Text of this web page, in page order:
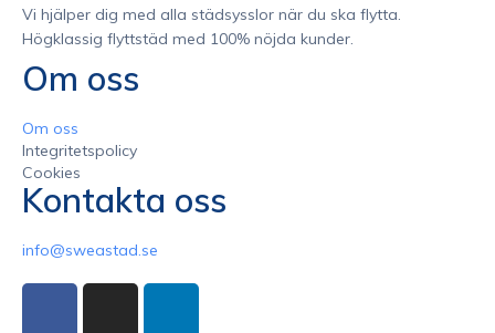
Vi hjälper dig med alla städsysslor när du ska flytta.
Högklassig flyttstäd med 100% nöjda kunder.
Om oss
Om oss
Integritetspolicy
Cookies
Kontakta oss
info@sweastad.se